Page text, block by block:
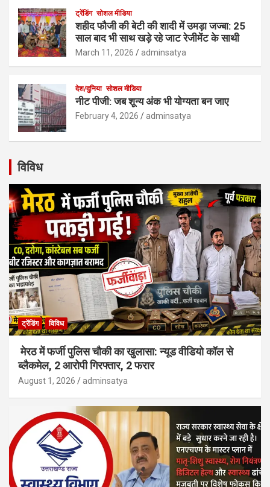
ट्रेंडिंग सोशल मीडिया
शहीद फौजी की बेटी की शादी में उमड़ा जज्बा: 25
साल बाद भी साथ खड़े रहे जाट रेजीमेंट के साथी
March 11, 2026 adminsatya
देश/दुनिया सोशल मीडिया
नीट पीजी: जब शून्य अंक भी योग्यता बन जाए
February 4, 2026 adminsatya
विविध
ट्रेंडिंग विविध
मेरठ में फर्जी पुलिस चौकी का खुलासा: न्यूड वीडियो कॉल से
ब्लैकमेल, 2 आरोपी गिरफ्तार, 2 फरार
August 1, 2026 adminsatya